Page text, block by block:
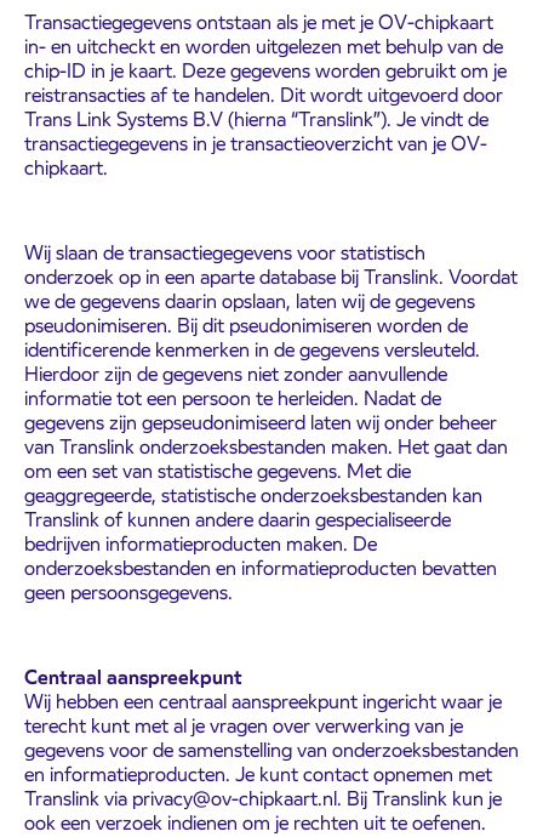
Transactiegegevens ontstaan als je met je OV-chipkaart
in- en uitcheckt en worden uitgelezen met behulp van de
chip-ID in je kaart. Deze gegevens worden gebruikt om je
reistransacties af te handelen. Dit wordt uitgevoerd door
Trans Link Systems B.V (hierna “Translink”). Je vindt de
transactiegegevens in je transactieoverzicht van je OV-
chipkaart.
Wij slaan de transactiegegevens voor statistisch
onderzoek op in een aparte database bij Translink. Voordat
we de gegevens daarin opslaan, laten wij de gegevens
pseudonimiseren. Bij dit pseudonimiseren worden de
identificerende kenmerken in de gegevens versleuteld.
Hierdoor zijn de gegevens niet zonder aanvullende
informatie tot een persoon te herleiden. Nadat de
gegevens zijn gepseudonimiseerd laten wij onder beheer
van Translink onderzoeksbestanden maken. Het gaat dan
om een set van statistische gegevens. Met die
geaggregeerde, statistische onderzoeksbestanden kan
Translink of kunnen andere daarin gespecialiseerde
bedrijven informatieproducten maken. De
onderzoeksbestanden en informatieproducten bevatten
geen persoonsgegevens.
Centraal aanspreekpunt
Wij hebben een centraal aanspreekpunt ingericht waar je
terecht kunt met al je vragen over verwerking van je
gegevens voor de samenstelling van onderzoeksbestanden
en informatieproducten. Je kunt contact opnemen met
Translink via privacy@ov-chipkaart.nl. Bij Translink kun je
ook een verzoek indienen om je rechten uit te oefenen.